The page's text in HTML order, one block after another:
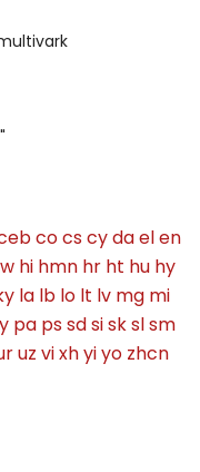
cocscydaelen
hi hmn hr ht hu hy
la lb lo lt lv mg mi
pa pssdsiskslsm
uz vixhyiyo zhcn